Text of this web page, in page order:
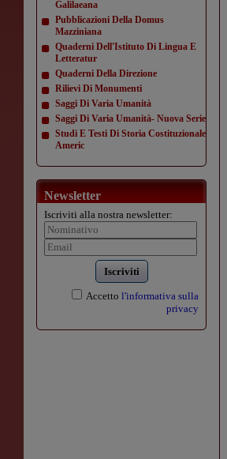
Galilaeana
Pubblicazioni Della Domus
Mazziniana
Quaderni Dell'Istituto Di Lingua E
Letteratur
Quaderni Della Direzione
Rilievi Di Monumenti
Saggi Di Varia Umanità
Saggi Di Varia Umanità- Nuova Serie
Studi E Testi Di Storia Costituzionale
Americ
Newsletter
Iscriviti alla nostra newsletter:
Iscriviti
Accetto l'informativa sulla
privacy